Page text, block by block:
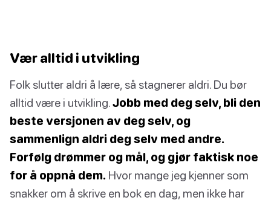
Vær alltid i utvikling
Folk slutter aldri å lære, så stagnerer aldri. Du bør
alltid være i utvikling.Jobb med deg selv, bli den
beste versjonen av deg selv, og
sammenlign aldri deg selv med andre.
Forfølg drømmer og mål, og gjør faktisk noe
for å oppnå dem. Hvor mange jeg kjenner som
snakker om å skrive en bok en dag, men ikke har